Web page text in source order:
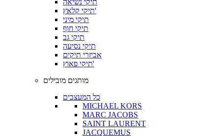
תיקי קלאץ'
תיקי מיני
תיקי חוף
תיקי גב
תיקי נסיעה
אביזרי תיקים
תיקי פאוץ'
מותגים מובילים
כל המעצבים
MICHAEL KORS
MARC JACOBS
SAINT LAURENT
JACQUEMUS